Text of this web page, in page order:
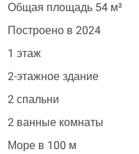
Общая площадь 54 м²
Построено в 2024
1 этаж
2-этажное здание
2 спальни
2 ванные комнаты
Море в 100 м